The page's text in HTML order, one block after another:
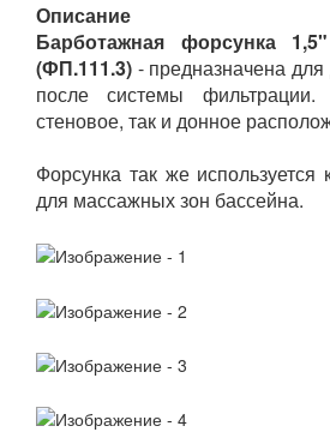
Описание
Барботажная форсунка
(ФП.111.3) - предназначена
после системы
стеновое, так и донное
Форсунка так же используется
для массажных зон бассейна.